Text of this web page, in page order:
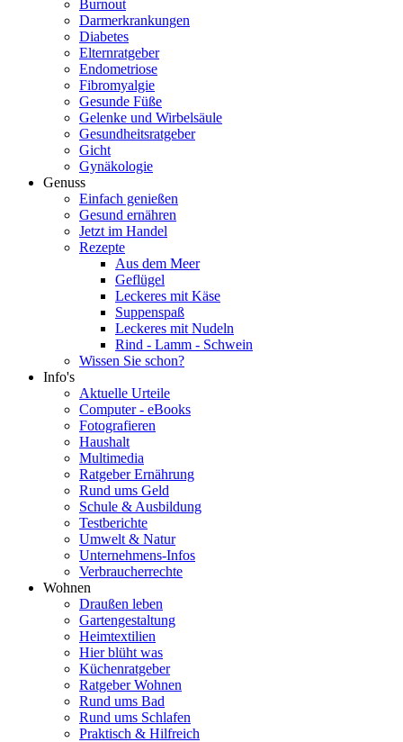
Burnout
Darmerkrankungen
Diabetes
Elternratgeber
Endometriose
Fibromyalgie
Gesunde Füße
Gelenke und Wirbelsäule
Gesundheitsratgeber
Gicht
Gynäkologie
Genuss
Einfach genießen
Gesund ernähren
Jetzt im Handel
Rezepte
Aus dem Meer
Geflügel
Leckeres mit Käse
Suppenspaß
Leckeres mit Nudeln
Rind - Lamm - Schwein
Wissen Sie schon?
Info's
Aktuelle Urteile
Computer - eBooks
Fotografieren
Haushalt
Multimedia
Ratgeber Ernährung
Rund ums Geld
Schule & Ausbildung
Testberichte
Umwelt & Natur
Unternehmens-Infos
Verbraucherrechte
Wohnen
Draußen leben
Gartengestaltung
Heimtextilien
Hier blüht was
Küchenratgeber
Ratgeber Wohnen
Rund ums Bad
Rund ums Schlafen
Praktisch & Hilfreich